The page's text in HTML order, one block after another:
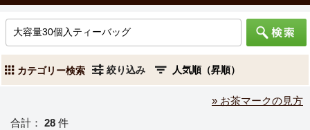
カテゴリー検索 絞り込み
» お茶マークの見方
合計： 28 件